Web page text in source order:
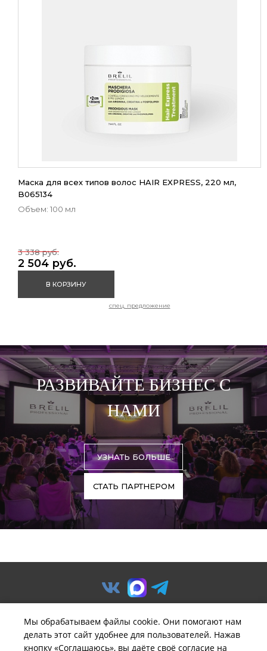
Маска для всех типов волос HAIR EXPRESS, 220 мл,
B065134
Объем: 100 мл
2 504 руб.
3 338 руб.
В КОРЗИНУ
спец. предложение
РАЗВИВАЙТЕ БИЗНЕС С
НАМИ
УЗНАТЬ БОЛЬШЕ
СТАТЬ ПАРТНЕРОМ
© ООО «Предприятие «Удача».
Мы обрабатываем файлы cookie. Они помогают нам
делать этот сайт удобнее для пользователей. Нажав
кнопку «Соглашаюсь», вы даёте своё согласие на